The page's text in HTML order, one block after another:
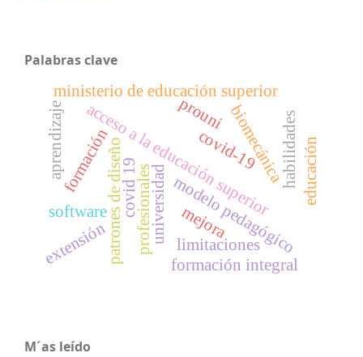
Palabras clave
acceso a la educación superior
patrones de diseño
software
ministerio de educación superior
universidad
formación
modelo pedagógico
profesionales
biomecánicahabilidades
aprendizaje
extensión formación integral
limitaciones
mejora
educación
covid-19
prouni
covid 19
M´as leído